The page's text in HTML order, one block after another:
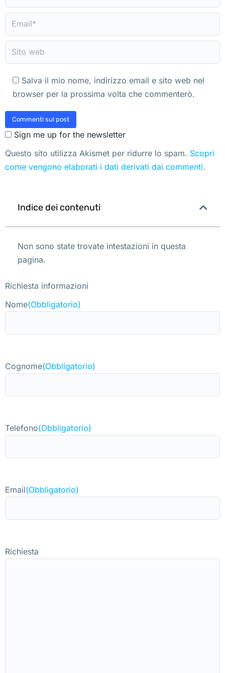
Email *
Sito web
Salva il mio nome, indirizzo email e sito web nel
browser per la prossima volta che commenterò.
Commenti sul post
Sign me up for the newsletter
Questo sito utilizza Akismet per ridurre lo spam. Scopri
come vengono elaborati i dati derivati dai commenti.
Indice dei contenuti
Non sono state trovate intestazioni in questa
pagina.
Richiesta informazioni
Nome(Obbligatorio)
Cognome(Obbligatorio)
Telefono(Obbligatorio)
Email(Obbligatorio)
Richiesta